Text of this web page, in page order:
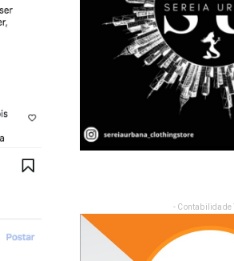
- Contabilidade